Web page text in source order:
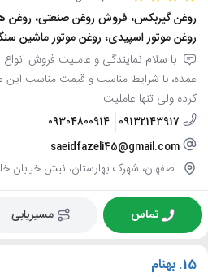
روغن گیربکس، فروش روغن صنعتی، روغن
روغن موتور اسپیدی، روغن موتور ماشین
با سلام نمایندگی و عاملیت فروش
عمده، با شرایط مناسب و قیمت مناسب این
کرده ولی تنها عاملیت ...
09132143917
09304800914
saeidfazeli45@gmail.com
اصفهان، شهرک بهارستان، نبش خیابان خلیج فارس
تماس مسیریابی
15. بهنام